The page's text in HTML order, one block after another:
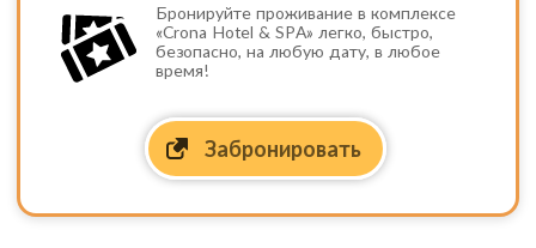
Бронируйте проживание в комплексе
«Crona Hotel & SPA» легко, быстро,
безопасно, на любую дату, в любое
время!
Забронировать